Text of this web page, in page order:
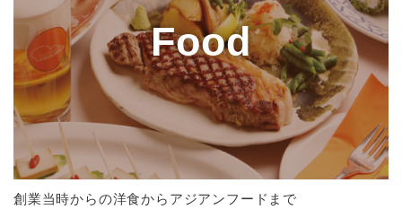
Food
創業当時からの洋食からアジアンフードまで